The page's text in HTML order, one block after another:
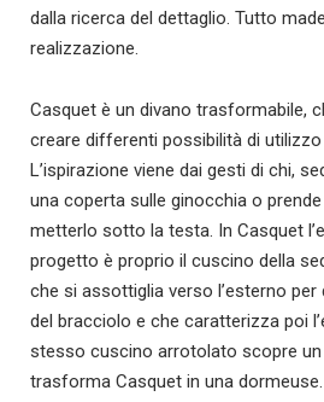
dalla ricerca del dettaglio. Tutto
realizzazione.
Casquet è un divano trasformabile,
creare differenti possibilità di utilizzo
L’ispirazione viene dai gesti di chi,
una coperta sulle ginocchia o
metterlo sotto la testa. In Casquet
progetto è proprio il cuscino della
che si assottiglia verso l’esterno per
del bracciolo e che caratterizza poi
stesso cuscino arrotolato scopre un
trasforma Casquet in una dormeuse.